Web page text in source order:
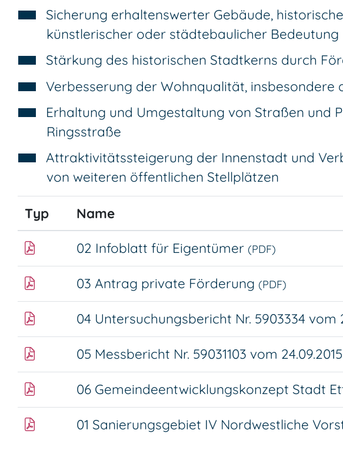
Sicherung erhaltenswerter Gebäude,
künstlerischer oder städtebaulicher Bedeutung
Stärkung des historischen Stadtkerns durch
Verbesserung der Wohnqualität,
Erhaltung und Umgestaltung von Straßen und
Ringsstraße
Attraktivitätssteigerung der Innenstadt und
von weiteren öffentlichen Stellplätzen
Typ Name
02 Infoblatt für Eigentümer (PDF)
03 Antrag private Förderung (PDF)
04 Untersuchungsbericht Nr. 5903334 vom
05 Messbericht Nr. 59031103 vom 24.09.2015
06 Gemeindeentwicklungskonzept Stadt
01 Sanierungsgebiet IV Nordwestliche